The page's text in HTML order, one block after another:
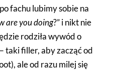
fachu lubimy sobie na
are you doing?” i nikt nie
rodziła wywód o
taki filler, aby zacząć od
ale od razu milej się